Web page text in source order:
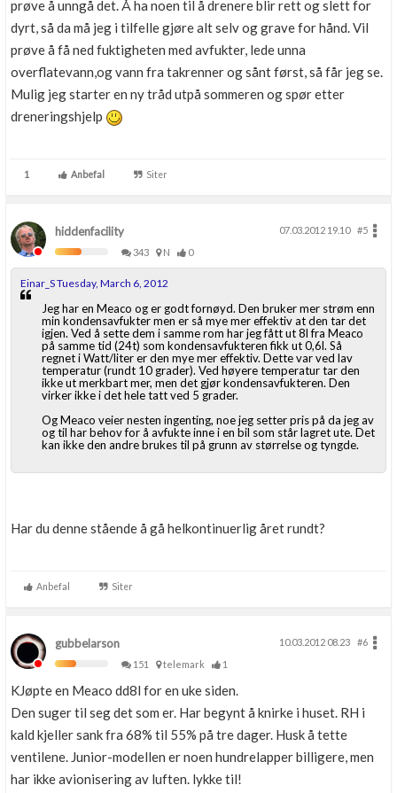
prøve å unngå det. Å ha noen til å drenere blir rett og slett for
dyrt, så da må jeg i tilfelle gjøre alt selv og grave for hånd. Vil
prøve å få ned fuktigheten med avfukter, lede unna
overflatevann,og vann fra takrenner og sånt først, så får jeg se.
Mulig jeg starter en ny tråd utpå sommeren og spør etter
dreneringshjelp
1 Anbefal Siter
hiddenfacility 07.03.2012 19.10
#5
343
N 0
Einar_S Tuesday, March 6, 2012
Jeg har en Meaco og er godt fornøyd. Den bruker mer strøm enn
min kondensavfukter men er så mye mer effektiv at den tar det
igjen. Ved å sette dem i samme rom har jeg fått ut 8l fra Meaco
på samme tid (24t) som kondensavfukteren fikk ut 0,6l. Så
regnet i Watt/liter er den mye mer effektiv. Dette var ved lav
temperatur (rundt 10 grader). Ved høyere temperatur tar den
ikke ut merkbart mer, men det gjør kondensavfukteren. Den
virker ikke i det hele tatt ved 5 grader.
Og Meaco veier nesten ingenting, noe jeg setter pris på da jeg av
og til har behov for å avfukte inne i en bil som står lagret ute. Det
kan ikke den andre brukes til på grunn av størrelse og tyngde.
Har du denne stående å gå helkontinuerlig året rundt?
Anbefal Siter
gubbelarson 10.03.2012 08.23
#6
151
telemark 1
KJøpte en Meaco dd8l for en uke siden.
Den suger til seg det som er. Har begynt å knirke i huset. RH i
kald kjeller sank fra 68% til 55% på tre dager. Husk å tette
ventilene. Junior-modellen er noen hundrelapper billigere, men
har ikke avionisering av luften. lykke til!